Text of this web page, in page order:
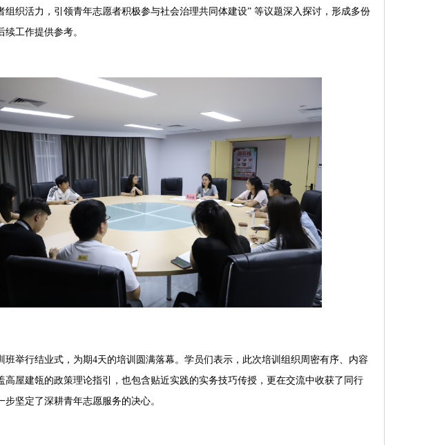
组织活力，引领青年志愿者积极参与社会治理共同体建设” 等议题深入探讨，形成多份
工作提供参考。
班举行结业式，为期4天的培训圆满落幕。学员们表示，此次培训组织周密有序、内容
高屋建瓴的政策理论指引，也包含贴近实践的实务技巧传授，更在交流中收获了同行
步坚定了深耕青年志愿服务的决心。